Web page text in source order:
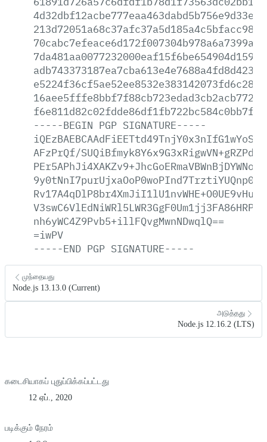
-----BEGIN PGP SIGNATURE-----
AFzPrQf/
nh6yWC4Z9Pvb5+illFQvgMwnNDwqlQ==
=iwPV
-----END PGP SIGNATURE-----
முந்தையது
Node.js 13.13.0 (Current)
அடுத்தது
Node.js 12.16.2 (LTS)
கடைசியாகப் புதுப்பிக்கப்பட்டது
12 ஏப்., 2020
படிக்கும் நேரம்